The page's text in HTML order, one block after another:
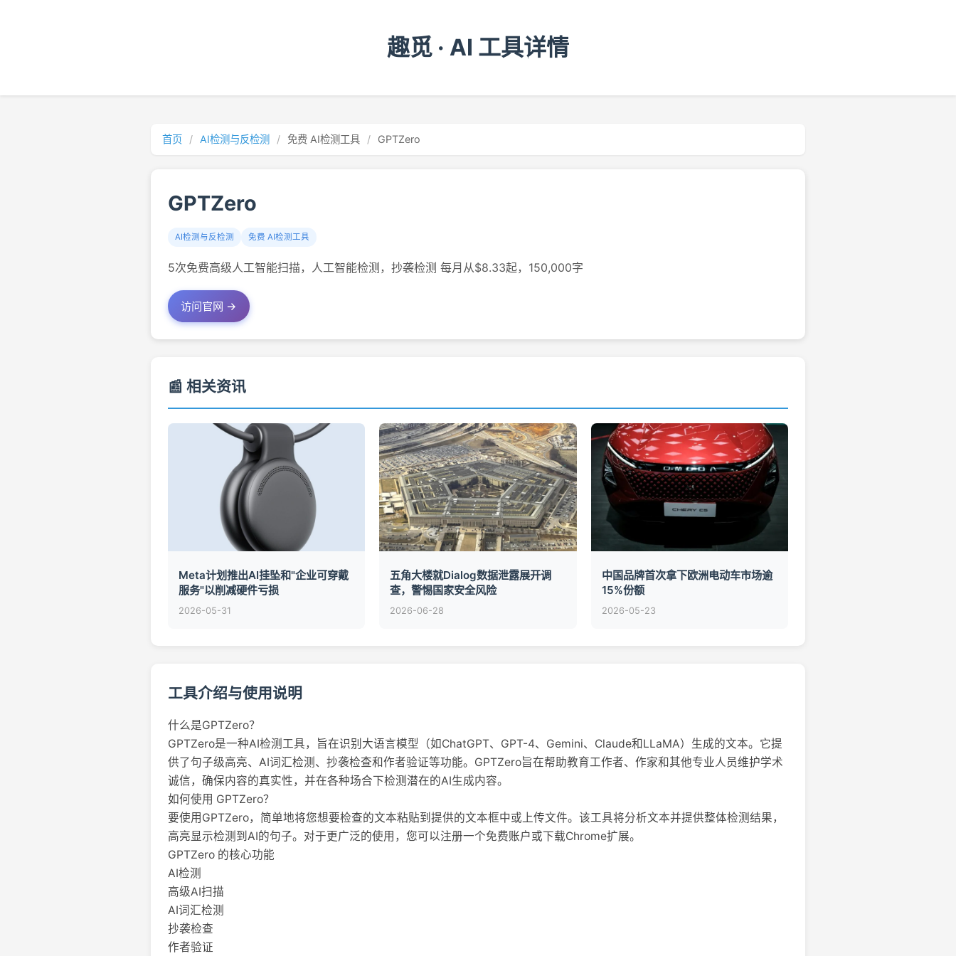
趣觅 · AI 工具详情
首页 / AI检测与反检测 / 免费 AI检测工具 / GPTZero
GPTZero
AI检测与反检测 免费 AI检测工具
5次免费高级人工智能扫描，人工智能检测，抄袭检测 每月从$8.33起，150,000字
访问官网 →
📰 相关资讯
Meta计划推出AI挂坠和"企业可穿戴
服务"以削减硬件亏损
2026-05-31
五角大楼就Dialog数据泄露展开调
查，警惕国家安全风险
2026-06-28
中国品牌首次拿下欧洲电动车市场逾
15%份额
2026-05-23
工具介绍与使用说明
什么是GPTZero？
GPTZero是一种AI检测工具，旨在识别大语言模型（如ChatGPT、GPT-4、Gemini、Claude和LLaMA）生成的文本。它提
供了句子级高亮、AI词汇检测、抄袭检查和作者验证等功能。GPTZero旨在帮助教育工作者、作家和其他专业人员维护学术
诚信，确保内容的真实性，并在各种场合下检测潜在的AI生成内容。
如何使用 GPTZero？
要使用GPTZero，简单地将您想要检查的文本粘贴到提供的文本框中或上传文件。该工具将分析文本并提供整体检测结果，
高亮显示检测到AI的句子。对于更广泛的使用，您可以注册一个免费账户或下载Chrome扩展。
GPTZero 的核心功能
AI检测
高级AI扫描
AI词汇检测
抄袭检查
作者验证